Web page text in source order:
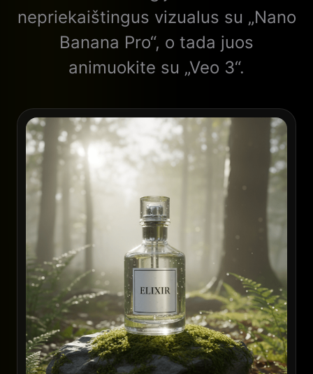
nepriekaištingus vizualus su „Nano
Banana Pro“, o tada juos
animuokite su „Veo 3“.